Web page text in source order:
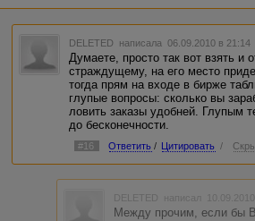
DELETED написала 06.09.2010 в
Думаете, просто так вот взять и
страждущему, на его место
тогда прям на входе в бирже
глупые вопросы: сколько вы
ловить заказы удобней. Глупым
до бесконечности.
#16 Ответить / Цитировать /
DELETED написал
Между прочим, если бы